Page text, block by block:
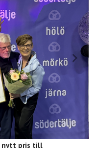
nytt pris till